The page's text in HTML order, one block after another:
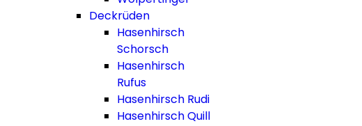
Deckrüden
Hasenhirsch
Schorsch
Hasenhirsch
Rufus
Hasenhirsch Rudi
Hasenhirsch Quill